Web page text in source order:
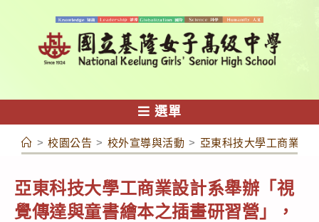
容
選單
> 校園公告 > 校外宣導與活動 > 亞東科技大學工商業設
亞東科技大學工商業設計系舉辦「視
覺傳達與童書繪本之插畫研習營」，